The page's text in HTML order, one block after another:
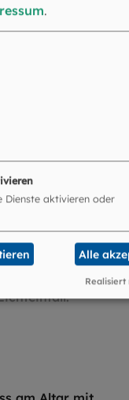
/ EOM
.
Dienste aktivieren oder
Alle
Realisiert